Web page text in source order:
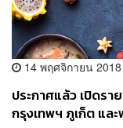
14 พฤศจิกายน 2018
ประกาศแล้ว เปิดร
กรุงเทพฯ ภูเก็ต แล